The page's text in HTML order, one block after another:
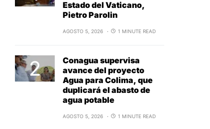
Estado del Vaticano,
Pietro Parolin
AGOSTO 5, 2026 1 MINUTE READ
Conagua supervisa
avance del proyecto
Agua para Colima, que
duplicará el abasto de
agua potable
AGOSTO 5, 2026 1 MINUTE READ